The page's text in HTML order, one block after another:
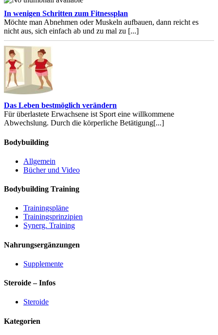
In wenigen Schritten zum Fitnessplan
Möchte man Abnehmen oder Muskeln aufbauen, dann reicht es
nicht aus, sich einfach ab und zu mal zu [...]
Das Leben bestmöglich verändern
Für überlastete Erwachsene ist Sport eine willkommene
Abwechslung. Durch die körperliche Betätigung[...]
Bodybuilding
Allgemein
Bücher und Video
Bodybuilding Training
Trainingspläne
Trainingsprinzipien
Synerg. Training
Nahrungsergänzungen
Supplemente
Steroide – Infos
Steroide
Kategorien